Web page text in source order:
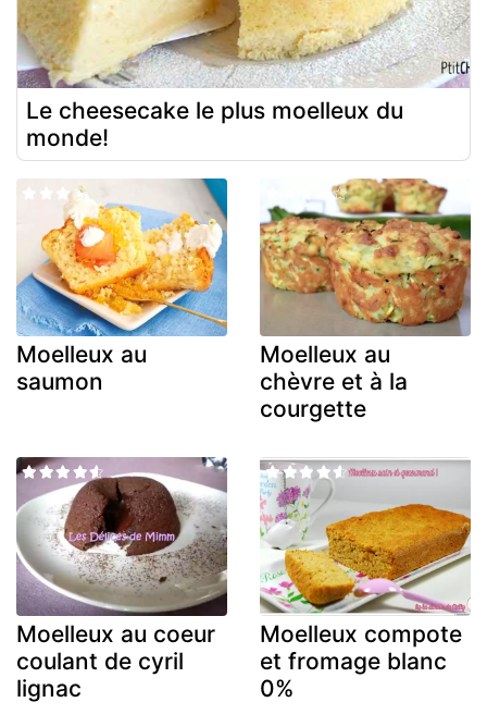
Le cheesecake le plus moelleux du
monde!
Moelleux au
saumon
Moelleux au
chèvre et à la
courgette
Moelleux au coeur
coulant de cyril
lignac
Moelleux compote
et fromage blanc
0%